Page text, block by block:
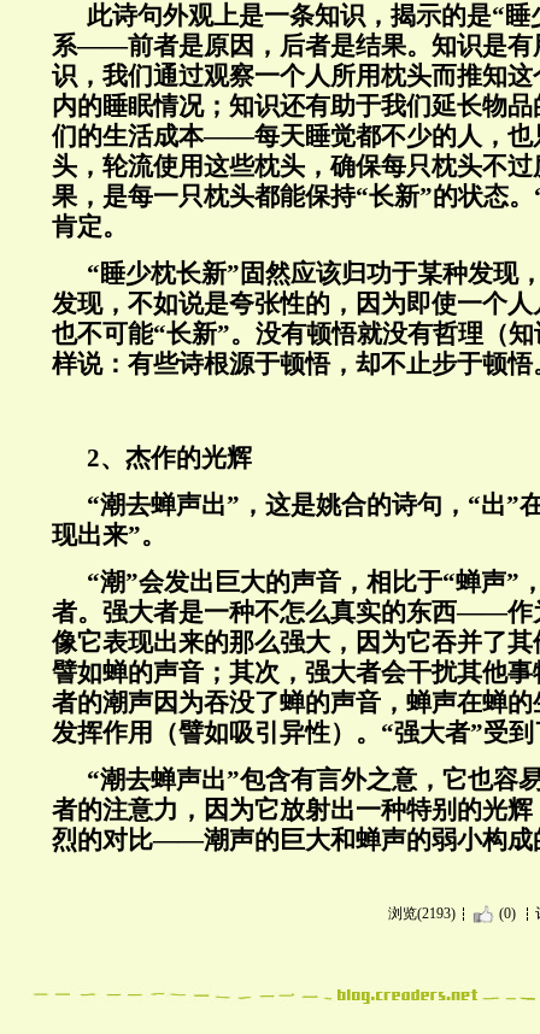
此诗句外观上是一条知识，揭示的是“睡
系——前者是原因，后者是结果。知识是有
识，我们通过观察一个人所用枕头而推知
内的睡眠情况；知识还有助于我们延长物
们的生活成本——每天睡觉都不少的人，也
头，轮流使用这些枕头，确保每只枕头不
果，是每一只枕头都能保持“长新”的状态
肯定。
“睡少枕长新”固然应该归功于某种发现
发现，不如说是夸张性的，因为即使一个
也不可能“长新”。没有顿悟就没有哲理（
样说：有些诗根源于顿悟，却不止步于顿悟
2、杰作的光辉
“潮去蝉声出”，这是姚合的诗句，“出”
现出来”。
“潮”会发出巨大的声音，相比于“蝉声”
者。强大者是一种不怎么真实的东西——作
像它表现出来的那么强大，因为它吞并了
譬如蝉的声音；其次，强大者会干扰其他
者的潮声因为吞没了蝉的声音，蝉声在蝉
发挥作用（譬如吸引异性）。“强大者”受
“潮去蝉声出”包含有言外之意，它也容
者的注意力，因为它放射出一种特别的光
烈的对比——潮声的巨大和蝉声的弱小构成
浏览(2193) (0)